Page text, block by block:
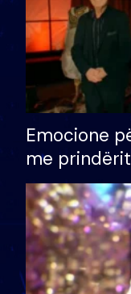
Emocione
me
divorci apo